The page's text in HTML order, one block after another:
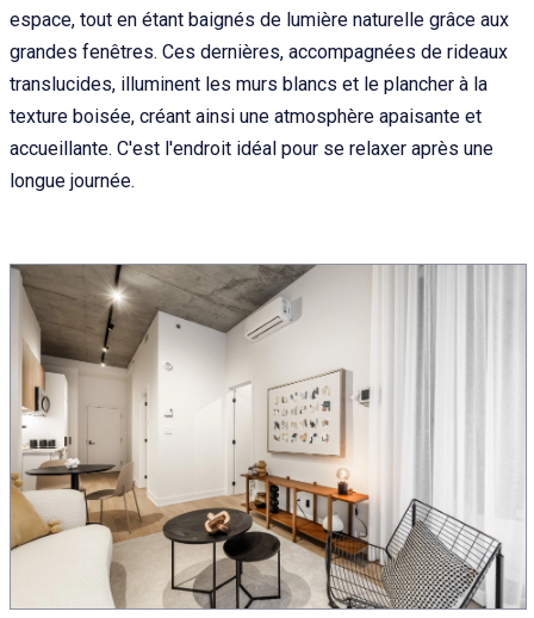
espace, tout en étant baignés de lumière naturelle grâce aux
grandes fenêtres. Ces dernières, accompagnées de rideaux
translucides, illuminent les murs blancs et le plancher à la
texture boisée, créant ainsi une atmosphère apaisante et
accueillante. C'est l'endroit idéal pour se relaxer après une
longue journée.